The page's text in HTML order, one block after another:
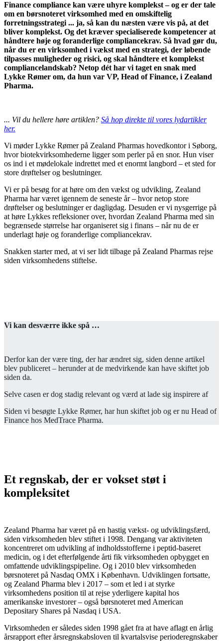
Finance compliance kan være uhyre komplekst – og er der tale
om en børsnoteret virksomhed med en omskiftelig
forretningsstrategi ... ja, så kan du næsten være vis på, at det
bliver komplekst. Og det kræver specialiserede kompetencer at
håndtere høje og foranderlige compliancekrav. Så hvad gør du,
når du er en virksomhed i vækst med en strategi, der løbende
tilpasses muligheder og risici, og skal håndtere et komplekst
compliancelandskab? Netop dét har vi taget en snak med
Lykke Rømer om, da hun var VP, Head of Finance, i Zealand
Pharma.
... Vil du hellere høre artiklen? Så hop direkte til vores lydartikler
her.
Vi møder Lykke Rømer på Zealand Pharmas hovedkontor i Søborg,
hvor biotekvirksomhederne ligger som perler på en snor. Hun viser
os ind i et mødelokale indrettet med et enormt langbord – et sted for
store drøftelser og beslutninger.
Vi er på besøg for at høre om den vækst og udvikling, Zealand
Pharma har været igennem de seneste år – hvor netop store
drøftelser og beslutninger er dagligdag. Desuden er vi nysgerrige på
at høre Lykkes refleksioner over, hvordan Zealand Pharma med sin
begrænsede størrelse har organiseret sig i finans – når nu de er
underlagt høje og foranderlige compliancekrav.
Snakken starter med, at vi ser lidt tilbage på Zealand Pharmas rejse
siden virksomhedens stiftelse.
Vi kan desværre ikke spå …
Derfor kan der være ting, der har ændret sig, siden denne artikel
blev publiceret – herunder at de medvirkende kan have skiftet job
siden da.
Selve casen er dog stadig relevant og værd at lade sig inspirere af
Siden vi besøgte Lykke Rømer, har hun skiftet job og er nu Head of
Finance hos MedTrace Pharma.
Et regnskab, der er vokset støt i
kompleksitet
Zealand Pharma har været på en hastig vækst- og udviklingsfærd,
siden virksomheden blev stiftet i 1998. Dengang var aktiviteten
koncentreret om udvikling af indholdsstofferne i peptid-baseret
medicin, og i det efterfølgende årti fik virksomheden opbygget en
omfattende udviklingspipeline. Og i 2010 blev virksomheden
børsnoteret på Nasdaq OMX i København. Udviklingen fortsatte,
og Zealand Pharma blev i 2017 – som et led i at styrke
virksomhedens position til at rejse yderligere kapital hos
amerikanske investorer – også børsnoteret med American
Depositary Shares på Nasdaq i USA.
Virksomheden er således siden 1998 gået fra at have aflagt en årlig
årsrapport efter årsregnskabsloven til kvartalsvise perioderegnskaber